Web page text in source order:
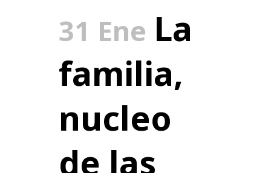
31 Ene La
familia,
nucleo
de las